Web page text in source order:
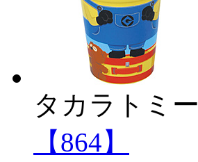
タカラトミー
【864】